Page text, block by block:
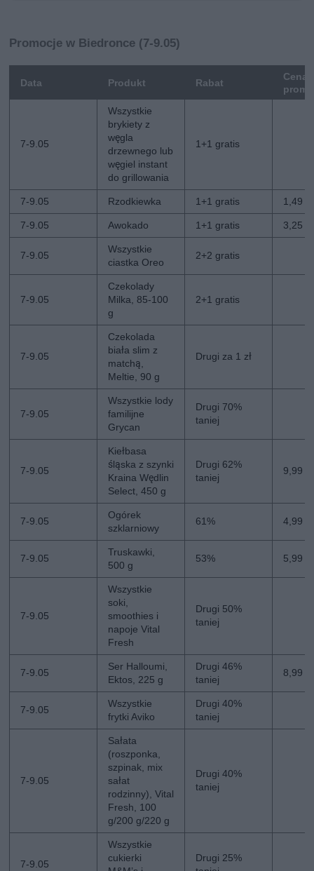
Promocje w Biedronce (7-9.05)
Data Produkt Rabat
Cena
7-9.05
Wszystkie
brykiety z
węgla
drzewnego lub
węgiel instant
do grillowania
1+1 gratis
7-9.05 Rzodkiewka 1+1 gratis 1,49
7-9.05 Awokado 1+1 gratis 3,25
7-9.05
Wszystkie
ciastka Oreo
2+2 gratis
7-9.05
Czekolady
Milka, 85-100
g
2+1 gratis
7-9.05
Czekolada
biała slim z
matchą,
Meltie, 90 g
Drugi za 1 zł
7-9.05
Wszystkie lody
familijne
Grycan
Drugi 70%
taniej
7-9.05
Kiełbasa
śląska z szynki
Kraina Wędlin
Select, 450 g
Drugi 62%
taniej
9,99
7-9.05
Ogórek
szklarniowy
61% 4,99
7-9.05
Truskawki,
500 g
53% 5,99
7-9.05
Wszystkie
soki,
smoothies i
napoje Vital
Fresh
Drugi 50%
taniej
7-9.05
Ser Halloumi,
Ektos, 225 g
Drugi 46%
taniej
8,99
7-9.05
Wszystkie
frytki Aviko
Drugi 40%
taniej
7-9.05
Sałata
(roszponka,
szpinak, mix
sałat
rodzinny), Vital
Fresh, 100
g/200 g/220 g
Drugi 40%
taniej
7-9.05
Wszystkie
cukierki
Drugi 25%